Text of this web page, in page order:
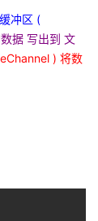
冲区 (
据 写出到 文
) 将数